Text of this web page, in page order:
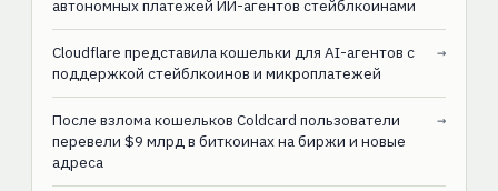
автономных платежей ИИ-агентов стейблкоинами
Cloudflare представила кошельки для AI-агентов с
поддержкой стейблкоинов и микроплатежей
→
После взлома кошельков Coldcard пользователи
перевели $9 млрд в биткоинах на биржи и новые
адреса
→